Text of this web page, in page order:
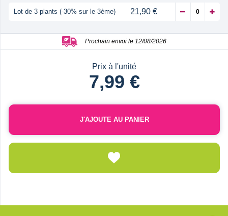
Lot de 3 plants (-30% sur le 3ème) 21,90 €
Prochain envoi le 12/08/2026
Prix à l'unité
7,99 €
J'AJOUTE AU PANIER